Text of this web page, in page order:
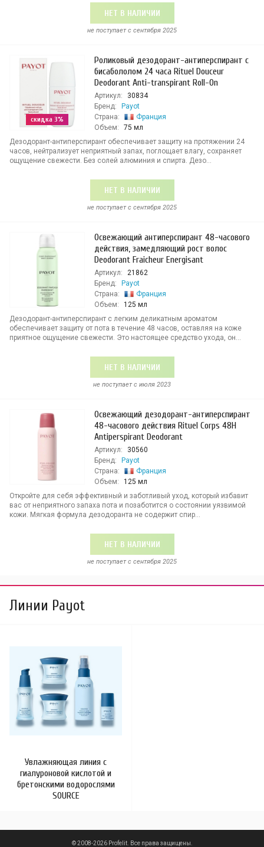
НЕТ В НАЛИЧИИ
не поступает c сентября 2025
скидка 3%
Роликовый дезодорант-антиперспирант с
бисабололом 24 часа Rituel Douceur
Deodorant Anti-transpirant Roll-On
Артикул:
30834
Бренд:
Payot
Страна:
Франция
Объем:
75 мл
Дезодорант-антиперспирант обеспечивает защиту на протяжении 24
часов, нейтрализует неприятный запах, поглощает влагу, сохраняет
ощущение свежести. Без солей алюминия и спирта. Дезо...
НЕТ В НАЛИЧИИ
не поступает c сентября 2025
Освежающий антиперспирант 48-часового
действия, замедляющий рост волос
Deodorant Fraicheur Energisant
Артикул:
21862
Бренд:
Payot
Страна:
Франция
Объем:
125 мл
Дезодорант-антиперспирант с легким деликатным ароматом
обеспечивает защиту от пота в течение 48 часов, оставляя на коже
приятное ощущение свежести. Это настоящее средство ухода, он...
НЕТ В НАЛИЧИИ
не поступает c июля 2023
Освежающий дезодорант-антиперспирант
48-часового действия Rituel Corps 48H
Antiperspirant Deodorant
Артикул:
30560
Бренд:
Payot
Страна:
Франция
Объем:
125 мл
Откройте для себя эффективный и заботливый уход, который избавит
вас от неприятного запаха пота и позаботится о состоянии уязвимой
кожи. Мягкая формула дезодоранта не содержит спир...
НЕТ В НАЛИЧИИ
не поступает c сентября 2025
Линии Payot
Увлажняющая линия с
гиалуроновой кислотой и
бретонскими водорослями
SOURCE
© 2008-2026 Profelit. Все права защищены.